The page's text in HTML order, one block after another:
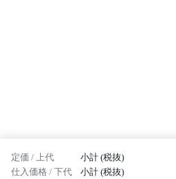
定価 / 上代 小計 (税抜)
仕入価格 / 下代 小計 (税抜)